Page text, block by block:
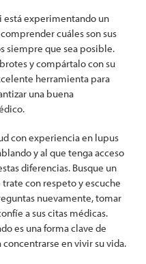
está experimentando un
cuáles son sus
siempre que sea posible.
y compártalo con su
herramienta para
una buena
con experiencia en lupus
y al que tenga acceso
diferencias. Busque un
con respeto y escuche
nuevamente, tomar
a sus citas médicas.
es una forma clave de
en vivir su vida.